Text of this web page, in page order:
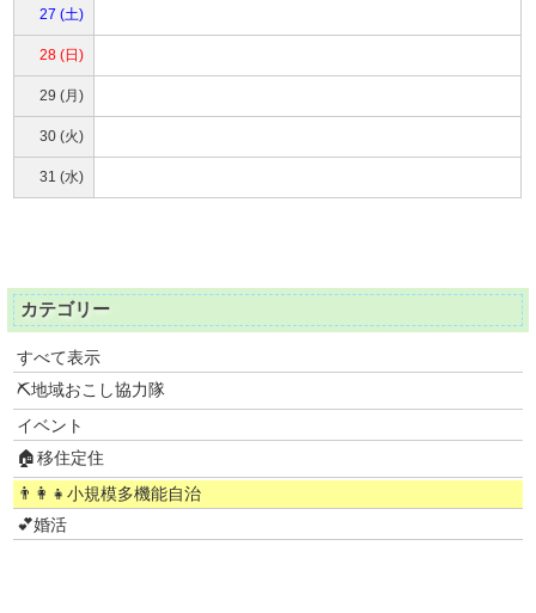
27 (土)
28 (日)
29 (月)
30 (火)
31 (水)
カテゴリー
すべて表示
⛏地域おこし協力隊
イベント
🏠移住定住
👨‍👩‍👧小規模多機能自治
💕婚活